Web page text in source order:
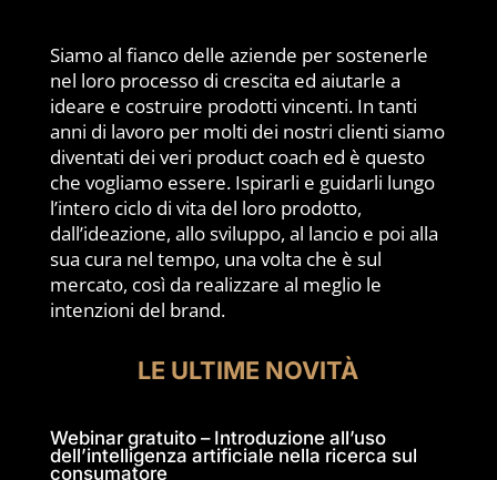
Siamo al fianco delle aziende per sostenerle
nel loro processo di crescita ed aiutarle a
ideare e costruire prodotti vincenti. In tanti
anni di lavoro per molti dei nostri clienti siamo
diventati dei veri product coach ed è questo
che vogliamo essere. Ispirarli e guidarli lungo
l’intero ciclo di vita del loro prodotto,
dall’ideazione, allo sviluppo, al lancio e poi alla
sua cura nel tempo, una volta che è sul
mercato, così da realizzare al meglio le
intenzioni del brand.
LE ULTIME NOVITÀ
Webinar gratuito – Introduzione all’uso
dell’intelligenza artificiale nella ricerca sul
consumatore